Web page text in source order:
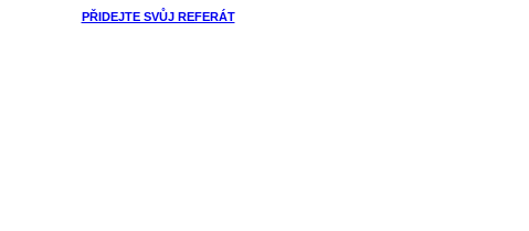
PŘIDEJTE SVŮJ REFERÁT